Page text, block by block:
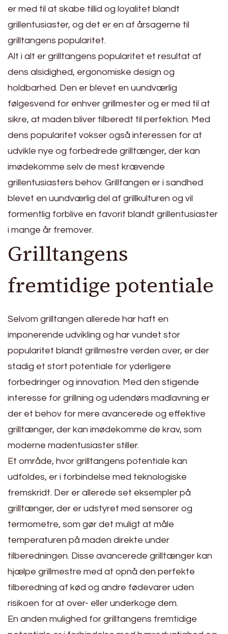
er med til at skabe tillid og loyalitet blandt
grillentusiaster, og det er en af årsagerne til
grilltangens popularitet.
Alt i alt er grilltangens popularitet et resultat af
dens alsidighed, ergonomiske design og
holdbarhed. Den er blevet en uundværlig
følgesvend for enhver grillmester og er med til at
sikre, at maden bliver tilberedt til perfektion. Med
dens popularitet vokser også interessen for at
udvikle nye og forbedrede grilltænger, der kan
imødekomme selv de mest krævende
grillentusiasters behov. Grilltangen er i sandhed
blevet en uundværlig del af grillkulturen og vil
formentlig forblive en favorit blandt grillentusiaster
i mange år fremover.
Grilltangens
fremtidige potentiale
Selvom grilltangen allerede har haft en
imponerende udvikling og har vundet stor
popularitet blandt grillmestre verden over, er der
stadig et stort potentiale for yderligere
forbedringer og innovation. Med den stigende
interesse for grillning og udendørs madlavning er
der et behov for mere avancerede og effektive
grilltænger, der kan imødekomme de krav, som
moderne madentusiaster stiller.
Et område, hvor grilltangens potentiale kan
udfoldes, er i forbindelse med teknologiske
fremskridt. Der er allerede set eksempler på
grilltænger, der er udstyret med sensorer og
termometre, som gør det muligt at måle
temperaturen på maden direkte under
tilberedningen. Disse avancerede grilltænger kan
hjælpe grillmestre med at opnå den perfekte
tilberedning af kød og andre fødevarer uden
risikoen for at over- eller underkoge dem.
En anden mulighed for grilltangens fremtidige